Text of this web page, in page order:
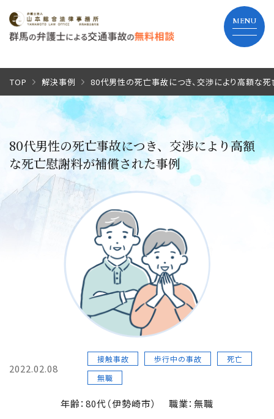
TOP
当事務所の特長
弁護士費用
よくあるご質問
事務所紹介
損害賠償の３基準
交通事故の賠償金額（慰謝料）の解説
過失割合・過失相殺
後遺障害の逸失利益
TOP 解決事例 80代男性の死亡事故につき、交渉により高額な
80代男性の死亡事故につき、交渉により高額
な死亡慰謝料が補償された事例
2022.02.08
接触事故 歩行中の事故
死亡
無職
年齢：80代（伊勢崎市） 職業：無職